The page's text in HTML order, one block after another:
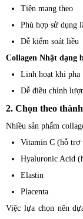
Tiện mang theo
Phù hợp sử dụng
Dễ kiểm soát liều
Collagen Nhật dạng
Linh hoạt khi pha
Dễ điều chỉnh
2. Chọn theo
Nhiều sản phẩm
Vitamin C (hỗ trợ
Hyaluronic Acid
Elastin
Placenta
Việc lựa chọn nên